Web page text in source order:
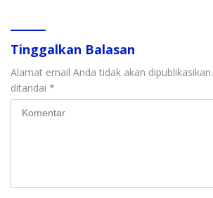
Tinggalkan Balasan
Alamat email Anda tidak akan dipublikasikan.
ditandai *